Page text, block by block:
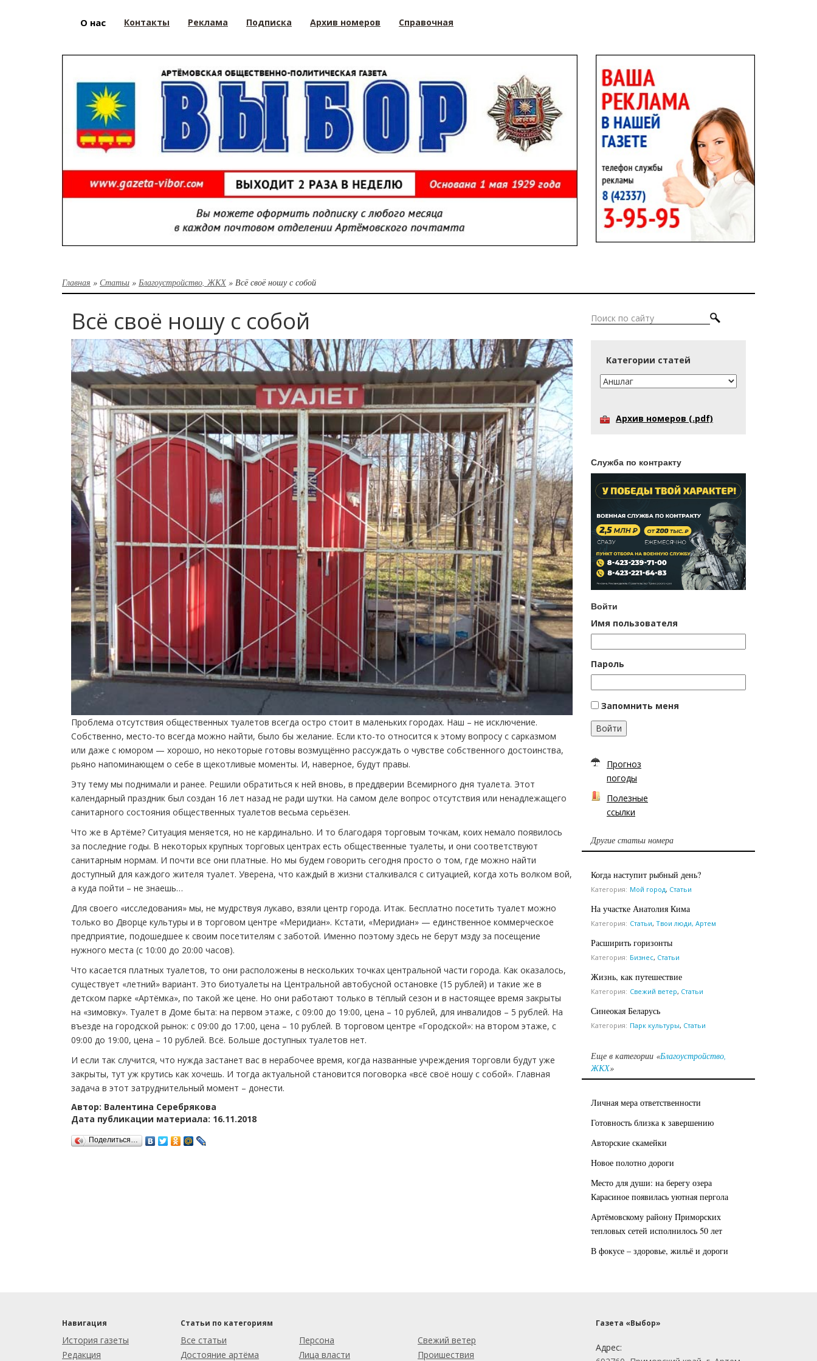
О нас Контакты Реклама Подписка Архив номеров Справочная
Главная » Статьи » Благоустройство, ЖКХ » Всё своё ношу с собой
Всё своё ношу с собой
Проблема отсутствия общественных туалетов всегда остро стоит в маленьких городах. Наш – не исключение.
Собственно, место-то всегда можно найти, было бы желание. Если кто-то относится к этому вопросу с сарказмом
или даже с юмором — хорошо, но некоторые готовы возмущённо рассуждать о чувстве собственного достоинства,
рьяно напоминающем о себе в щекотливые моменты. И, наверное, будут правы.
Эту тему мы поднимали и ранее. Решили обратиться к ней вновь, в преддверии Всемирного дня туалета. Этот
календарный праздник был создан 16 лет назад не ради шутки. На самом деле вопрос отсутствия или ненадлежащего
санитарного состояния общественных туалетов весьма серьёзен.
Что же в Артёме? Ситуация меняется, но не кардинально. И то благодаря торговым точкам, коих немало появилось
за последние годы. В некоторых крупных торговых центрах есть общественные туалеты, и они соответствуют
санитарным нормам. И почти все они платные. Но мы будем говорить сегодня просто о том, где можно найти
доступный для каждого жителя туалет. Уверена, что каждый в жизни сталкивался с ситуацией, когда хоть волком вой,
а куда пойти – не знаешь…
Для своего «исследования» мы, не мудрствуя лукаво, взяли центр города. Итак. Бесплатно посетить туалет можно
только во Дворце культуры и в торговом центре «Меридиан». Кстати, «Меридиан» — единственное коммерческое
предприятие, подошедшее к своим посетителям с заботой. Именно поэтому здесь не берут мзду за посещение
нужного места (с 10:00 до 20:00 часов).
Что касается платных туалетов, то они расположены в нескольких точках центральной части города. Как оказалось,
существует «летний» вариант. Это биотуалеты на Центральной автобусной остановке (15 рублей) и такие же в
детском парке «Артёмка», по такой же цене. Но они работают только в тёплый сезон и в настоящее время закрыты
на «зимовку». Туалет в Доме быта: на первом этаже, с 09:00 до 19:00, цена – 10 рублей, для инвалидов – 5 рублей. На
въезде на городской рынок: с 09:00 до 17:00, цена – 10 рублей. В торговом центре «Городской»: на втором этаже, с
09:00 до 19:00, цена – 10 рублей. Всё. Больше доступных туалетов нет.
И если так случится, что нужда застанет вас в нерабочее время, когда названные учреждения торговли будут уже
закрыты, тут уж крутись как хочешь. И тогда актуальной становится поговорка «всё своё ношу с собой». Главная
задача в этот затруднительный момент – донести.
Автор: Валентина Серебрякова
Дата публикации материала: 16.11.2018
Поделиться…
Категории статей
Архив номеров (.pdf)
Служба по контракту
Войти
Имя пользователя
Пароль
Запомнить меня
Войти
Прогноз
погоды
Полезные
ссылки
Другие статьи номера
Когда наступит рыбный день?
Категория: Мой город, Статьи
На участке Анатолия Кима
Категория: Статьи, Твои люди, Артем
Расширить горизонты
Категория: Бизнес, Статьи
Жизнь, как путешествие
Категория: Свежий ветер, Статьи
Синеокая Беларусь
Категория: Парк культуры, Статьи
Еще в категории «Благоустройство,
ЖКХ»
Личная мера ответственности
Готовность близка к завершению
Авторские скамейки
Новое полотно дороги
Место для души: на берегу озера
Карасиное появилась уютная пергола
Артёмовскому району Приморских
тепловых сетей исполнилось 50 лет
В фокусе – здоровье, жильё и дороги
Навигация
История газеты
Редакция
Статьи по категориям
Все статьи
Достояние артёма
Персона
Лица власти
Свежий ветер
Проишествия
Газета «Выбор»
Адрес: